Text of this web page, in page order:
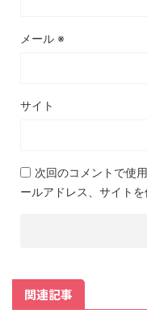
メール ※
サイト
次回のコメントで使
ールアドレス、サイトを
関連記事